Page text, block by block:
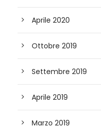
Aprile 2020
Ottobre 2019
Settembre 2019
Aprile 2019
Marzo 2019